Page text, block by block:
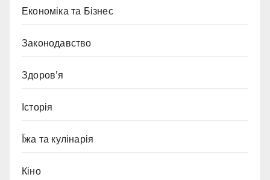
Економіка та Бізнес
Законодавство
Здоров’я
Історія
Їжа та кулінарія
Кіно